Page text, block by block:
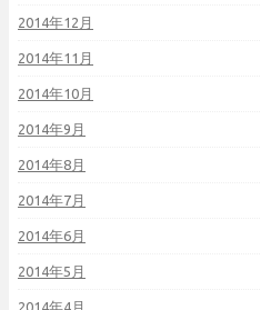
2014年12月
2014年11月
2014年10月
2014年9月
2014年8月
2014年7月
2014年6月
2014年5月
2014年4月